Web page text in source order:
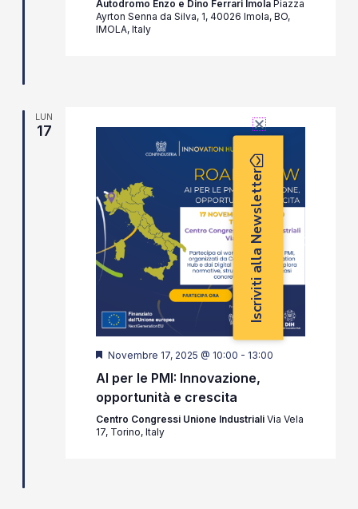
Autodromo Enzo e Dino Ferrari Imola Piazza
Ayrton Senna da Silva, 1, 40026 Imola, BO,
IMOLA, Italy
LUN
17
Segnalati
Novembre 17, 2025 @ 10:00 - 13:00
AI per le PMI: Innovazione,
opportunità e crescita
Centro Congressi Unione Industriali Via Vela
17, Torino, Italy
Iscriviti alla Newsletter